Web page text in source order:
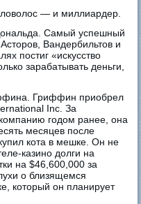
— и миллиардер.
Самый успешный
Вандербильтов и
постиг «искусство
зарабатывать деньги,
Гриффин приобрел
Inc. За
годом ранее, она
месяцев после
кота в мешке. Он не
казино долги на
на $46,600,000 за
о близящемся
который он планирует